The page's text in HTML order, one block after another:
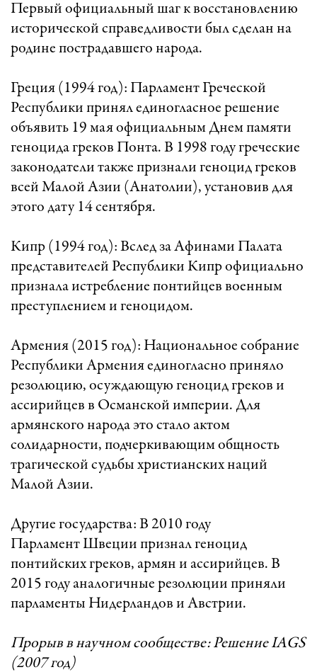
Первый официальный шаг к восстановлению
исторической справедливости был сделан на
родине пострадавшего народа.
Греция (1994 год): Парламент Греческой
Республики принял единогласное решение
объявить 19 мая официальным Днем памяти
геноцида греков Понта. В 1998 году греческие
законодатели также признали геноцид греков
всей Малой Азии (Анатолии), установив для
этого дату 14 сентября.
Кипр (1994 год): Вслед за Афинами Палата
представителей Республики Кипр официально
признала истребление понтийцев военным
преступлением и геноцидом.
Армения (2015 год): Национальное собрание
Республики Армения единогласно приняло
резолюцию, осуждающую геноцид греков и
ассирийцев в Османской империи. Для
армянского народа это стало актом
солидарности, подчеркивающим общность
трагической судьбы христианских наций
Малой Азии.
Другие государства: В 2010 году
Парламент Швеции признал геноцид
понтийских греков, армян и ассирийцев. В
2015 году аналогичные резолюции приняли
парламенты Нидерландов и Австрии.
Прорыв в научном сообществе: Решение IAGS
(2007 год)